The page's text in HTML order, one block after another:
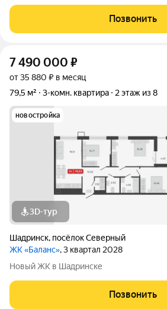
Квартира общей площадью 51кв, на
панельного дома. Отличается
Позвонить
7 490 000 ₽
от 35 880 ₽ в месяц
79,5 м²
3-комн. квартира 2 этаж из 8
новостройка
3D-тур
Шадринск, посёлок Северный
ЖК «Баланс», 3 квартал 2028
Новый ЖК в Шадринске
Позвонить